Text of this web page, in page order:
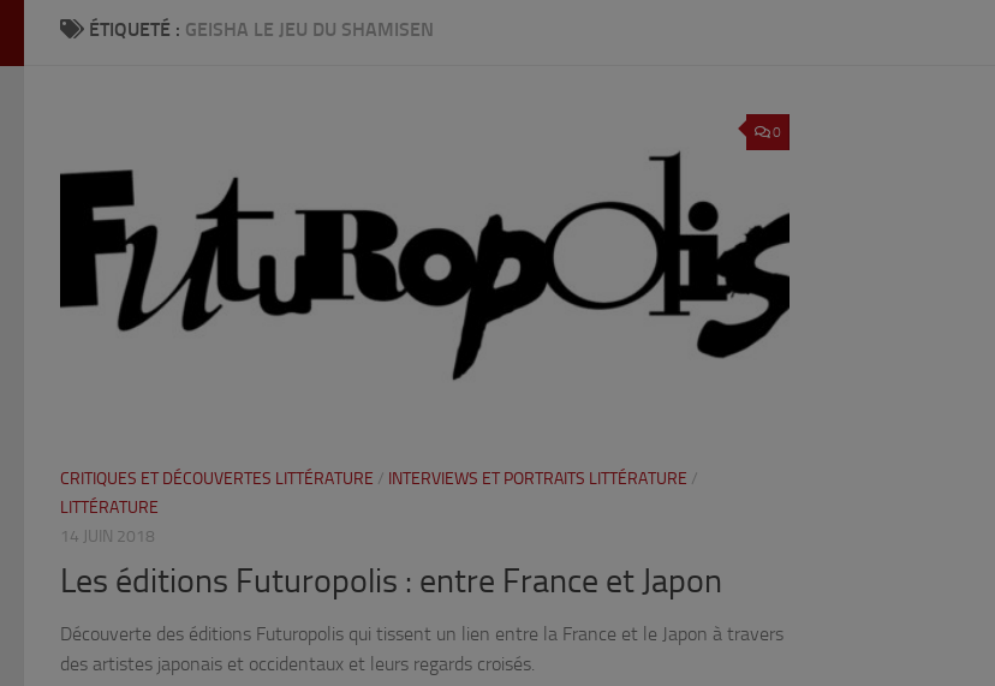
ÉTIQUETÉ : GEISHA LE JEU DU SHAMISEN
0
CRITIQUES ET DÉCOUVERTES LITTÉRATURE / INTERVIEWS ET PORTRAITS LITTÉRATURE /
LITTÉRATURE
14 JUIN 2018
Les éditions Futuropolis : entre France et Japon
Découverte des éditions Futuropolis qui tissent un lien entre la France et le Japon à travers
des artistes japonais et occidentaux et leurs regards croisés.